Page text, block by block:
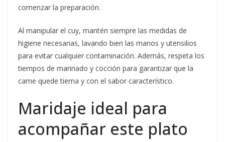
comenzar la preparación.
Al manipular el cuy, mantén siempre las medidas de
higiene necesarias, lavando bien las manos y utensilios
para evitar cualquier contaminación. Además, respeta los
tiempos de marinado y cocción para garantizar que la
carne quede tierna y con el sabor característico.
Maridaje ideal para
acompañar este plato